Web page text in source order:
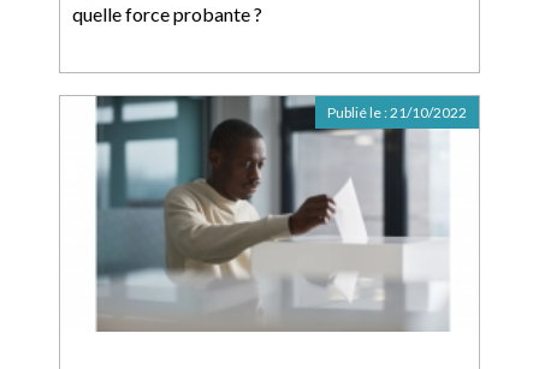
quelle force probante ?
Publié le :21/10/2022